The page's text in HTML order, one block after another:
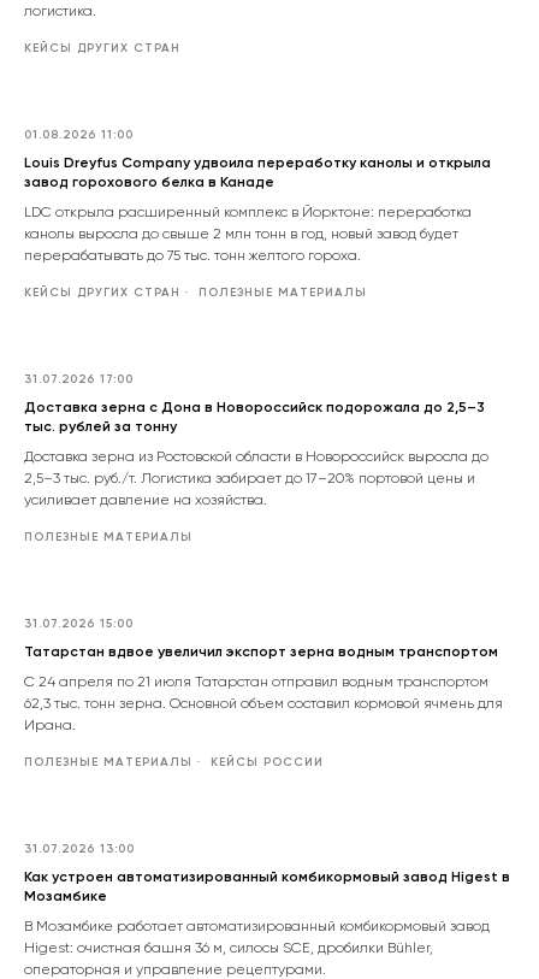
логистика.
КЕЙСЫ ДРУГИХ СТРАН
01.08.2026 11:00
Louis Dreyfus Company удвоила переработку канолы и открыла
завод горохового белка в Канаде
LDC открыла расширенный комплекс в Йорктоне: переработка
канолы выросла до свыше 2 млн тонн в год, новый завод будет
перерабатывать до 75 тыс. тонн желтого гороха.
КЕЙСЫ ДРУГИХ СТРАН ПОЛЕЗНЫЕ МАТЕРИАЛЫ
31.07.2026 17:00
Доставка зерна с Дона в Новороссийск подорожала до 2,5–3
тыс. рублей за тонну
Доставка зерна из Ростовской области в Новороссийск выросла до
2,5–3 тыс. руб./т. Логистика забирает до 17–20% портовой цены и
усиливает давление на хозяйства.
ПОЛЕЗНЫЕ МАТЕРИАЛЫ
31.07.2026 15:00
Татарстан вдвое увеличил экспорт зерна водным транспортом
С 24 апреля по 21 июля Татарстан отправил водным транспортом
62,3 тыс. тонн зерна. Основной объем составил кормовой ячмень для
Ирана.
ПОЛЕЗНЫЕ МАТЕРИАЛЫ КЕЙСЫ РОССИИ
31.07.2026 13:00
Как устроен автоматизированный комбикормовый завод Higest в
Мозамбике
В Мозамбике работает автоматизированный комбикормовый завод
Higest: очистная башня 36 м, силосы SCE, дробилки Bühler,
операторная и управление рецептурами.